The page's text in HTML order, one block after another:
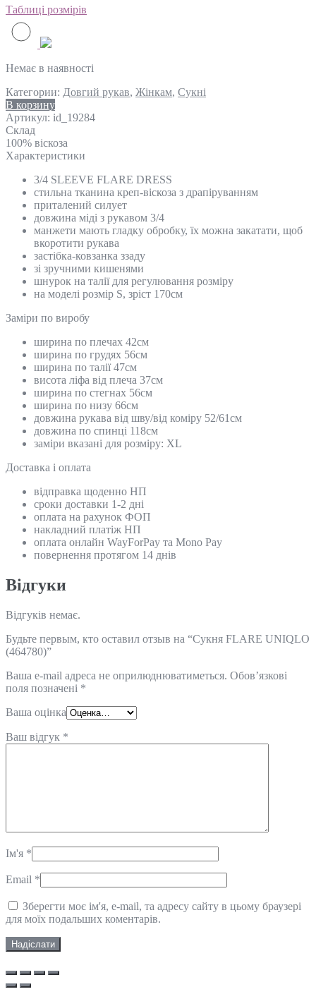
Таблиці розмірів
Немає в наявності
Категории: Довгий рукав, Жінкам, Сукні
В корзину
Артикул: id_19284
Склад
100% віскоза
Характеристики
3/4 SLEEVE FLARE DRESS
стильна тканина креп-віскоза з драпіруванням
приталений силует
довжина міді з рукавом 3/4
манжети мають гладку обробку, їх можна закатати, щоб
вкоротити рукава
застібка-ковзанка ззаду
зі зручними кишенями
шнурок на талії для регулювання розміру
на моделі розмір S, зріст 170см
Замiри по виробу
ширина по плечах 42см
ширина по грудях 56см
ширина по талії 47см
висота ліфа від плеча 37см
ширина по стегнах 56см
ширина по низу 66см
довжина рукава від шву/від коміру 52/61см
довжина по спинці 118см
заміри вказані для розміру: XL
Доставка і оплата
відправка щоденно НП
сроки доставки 1-2 дні
оплата на рахунок ФОП
накладний платіж НП
оплата онлайн WayForPay та Mono Pay
повернення протягом 14 днів
Відгуки
Відгуків немає.
Будьте первым, кто оставил отзыв на “Сукня FLARE UNIQLO
(464780)”
Ваша e-mail адреса не оприлюднюватиметься. Обов’язкові
поля позначені *
Ваша оцінка
Ваш відгук *
Ім'я *
Email *
Зберегти моє ім'я, e-mail, та адресу сайту в цьому браузері
для моїх подальших коментарів.